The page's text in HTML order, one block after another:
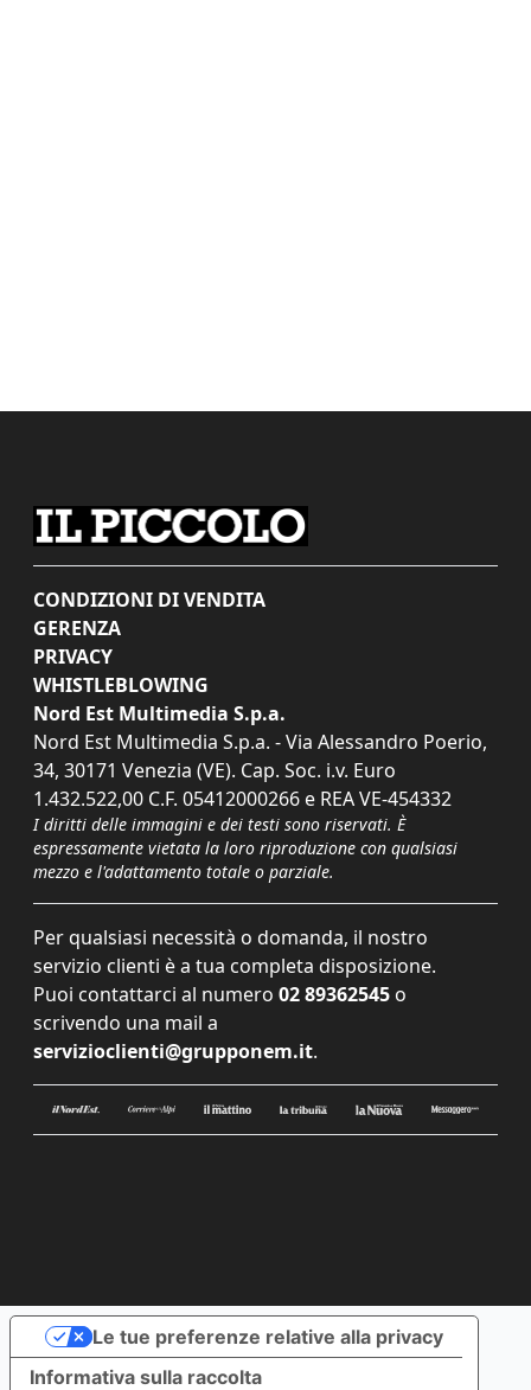
CONDIZIONI DI VENDITA
GERENZA
PRIVACY
WHISTLEBLOWING
Nord Est Multimedia S.p.a.
Nord Est Multimedia S.p.a. - Via Alessandro Poerio,
34, 30171 Venezia (VE). Cap. Soc. i.v. Euro
1.432.522,00 C.F. 05412000266 e REA VE-454332
I diritti delle immagini e dei testi sono riservati. È
espressamente vietata la loro riproduzione con qualsiasi
mezzo e l'adattamento totale o parziale.
Per qualsiasi necessità o domanda, il nostro
servizio clienti è a tua completa disposizione.
Puoi contattarci al numero 02 89362545 o
scrivendo una mail a
servizioclienti@grupponem.it.
Informativa sulla raccolta
Le tue preferenze relative alla privacy